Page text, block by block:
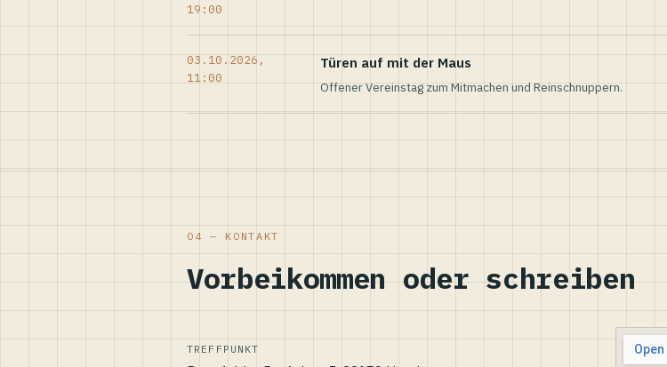
19:00
03.10.2026,
11:00
Türen auf mit der Maus
Offener Vereinstag zum Mitmachen und Reinschnuppern.
04 — KONTAKT
Vorbeikommen oder schreiben
TREFFPUNKT